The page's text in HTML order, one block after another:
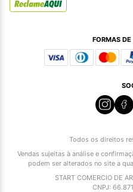
FORMAS
Todos os direitos
Vendas sujeitas à análise e
podem ser alterados no site a
START COMERCIO DE
CNPJ: